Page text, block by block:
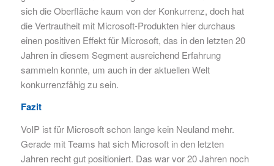
sich die Oberfläche kaum von der Konkurrenz, doch hat
die Vertrautheit mit Microsoft-Produkten hier durchaus
einen positiven Effekt für Microsoft, das in den letzten 20
Jahren in diesem Segment ausreichend Erfahrung
sammeln konnte, um auch in der aktuellen Welt
konkurrenzfähig zu sein.
Fazit
VoIP ist für Microsoft schon lange kein Neuland mehr.
Gerade mit Teams hat sich Microsoft in den letzten
Jahren recht gut positioniert. Das war vor 20 Jahren noch